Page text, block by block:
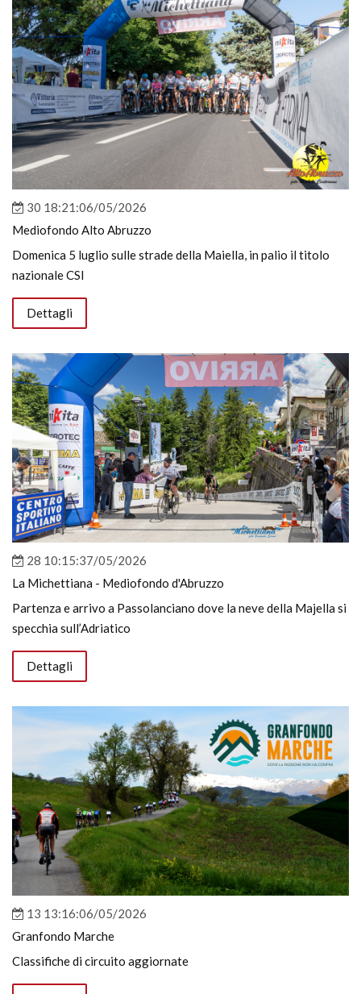
30 18:21:06/05/2026
Mediofondo Alto Abruzzo
Domenica 5 luglio sulle strade della Maiella, in palio il titolo
nazionale CSI
Dettagli
28 10:15:37/05/2026
La Michettiana - Mediofondo d'Abruzzo
Partenza e arrivo a Passolanciano dove la neve della Majella si
specchia sull’Adriatico
Dettagli
13 13:16:06/05/2026
Granfondo Marche
Classifiche di circuito aggiornate